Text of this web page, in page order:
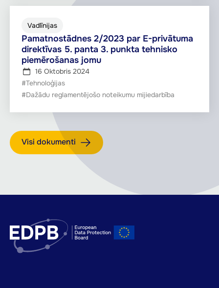
Pamatnostādnes 2/2023 par E-privātuma
direktīvas 5. panta 3. punkta tehnisko
piemērošanas jomu
Vadlīnijas
16 Oktobris 2024
#Tehnoloģijas
#Dažādu reglamentējošo noteikumu mijiedarbība
Visi dokumenti